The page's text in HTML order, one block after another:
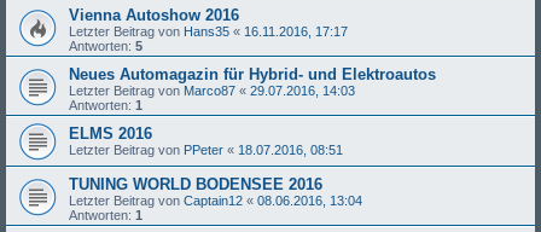
Vienna Autoshow 2016
Letzter Beitrag von Hans35 « 16.11.2016, 17:17
Antworten: 5
Neues Automagazin für Hybrid- und Elektroautos
Letzter Beitrag von Marco87 « 29.07.2016, 14:03
Antworten: 1
ELMS 2016
Letzter Beitrag von PPeter « 18.07.2016, 08:51
TUNING WORLD BODENSEE 2016
Letzter Beitrag von Captain12 « 08.06.2016, 13:04
Antworten: 1